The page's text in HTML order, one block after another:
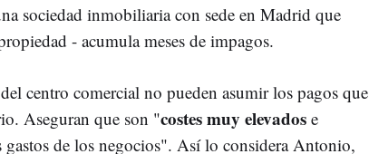
sociedad inmobiliaria con sede en Madrid que
- acumula meses de impagos.
del centro comercial no pueden asumir los pagos que
Aseguran que son "costes muy elevados e
de los negocios". Así lo considera Antonio,